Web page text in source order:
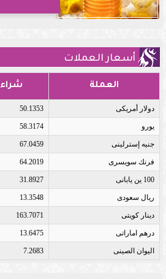
أسعار العملات
العملة شراء
دولار أمريكى 50.1353
يورو 58.3174
جنيه إسترلينى 67.0459
فرنك سويسرى 64.2019
100 ين يابانى 31.8927
ريال سعودى 13.3548
دينار كويتى 163.7071
درهم اماراتى 13.6475
اليوان الصينى 7.2683